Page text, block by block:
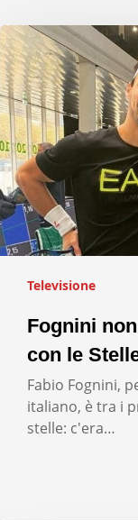
Televisione
Fognini
con le
Fabio Fognini,
italiano, è tra i
stelle: c'era…